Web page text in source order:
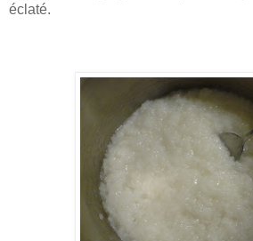
éclaté.